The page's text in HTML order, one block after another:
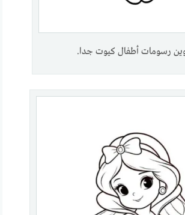
رسومات أطفال كيوت جدا.